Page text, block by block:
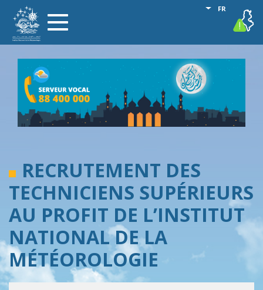
contenu
Toggle
navigation
FR
Lister les
vigilance
RECRUTEMENT DES
TECHNICIENS SUPÉRIEURS
AU PROFIT DE L’INSTITUT
NATIONAL DE LA
MÉTÉOROLOGIE